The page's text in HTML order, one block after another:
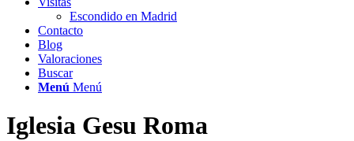
Escondido en Madrid
Contacto
Blog
Valoraciones
Buscar
Menú Menú
Iglesia Gesu Roma